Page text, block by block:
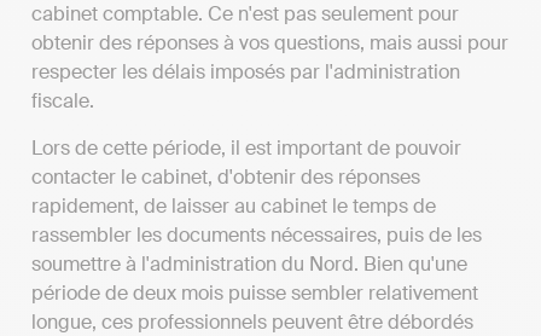
cabinet comptable. Ce n'est pas seulement pour
obtenir des réponses à vos questions, mais aussi pour
respecter les délais imposés par l'administration
fiscale.
Lors de cette période, il est important de pouvoir
contacter le cabinet, d'obtenir des réponses
rapidement, de laisser au cabinet le temps de
rassembler les documents nécessaires, puis de les
soumettre à l'administration du Nord. Bien qu'une
période de deux mois puisse sembler relativement
longue, ces professionnels peuvent être débordés